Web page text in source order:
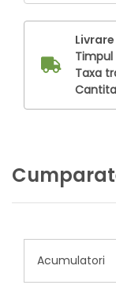
Timpul
Taxa
Acumulatori